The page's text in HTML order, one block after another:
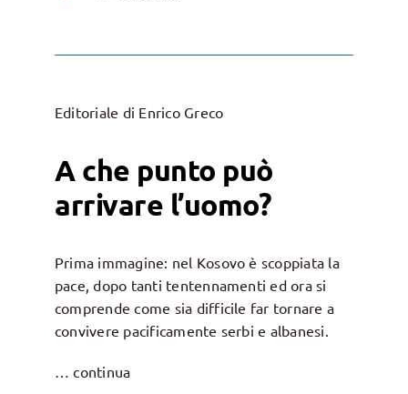
Editoriale di Enrico Greco
A che punto può
arrivare l’uomo?
Prima immagine: nel Kosovo è scoppiata la
pace, dopo tanti tentennamenti ed ora si
comprende come sia difficile far tornare a
convivere pacificamente serbi e albanesi.
… continua